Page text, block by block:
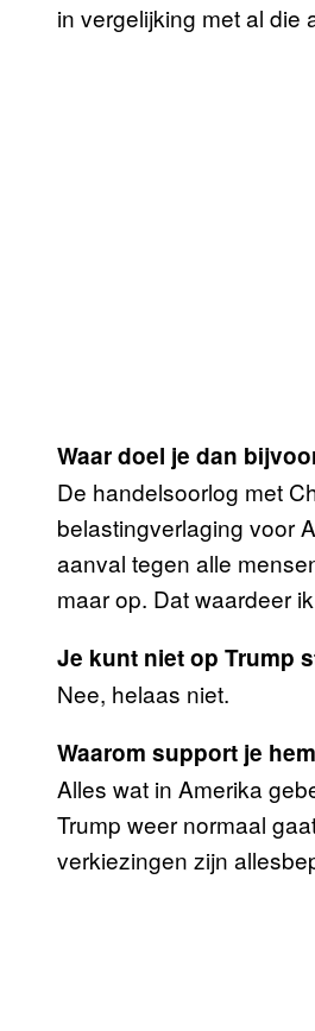
in vergelijking met al die
Waar doel je dan
De handelsoorlog met
belastingverlaging voor
aanval tegen alle
maar op. Dat waardeer
Je kunt niet op Trump
Nee, helaas niet.
Waarom support je
Alles wat in Amerika
Trump weer normaal
verkiezingen zijn